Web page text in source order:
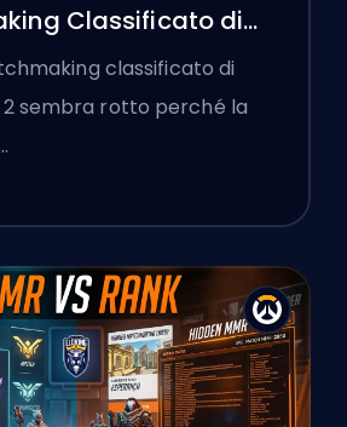
Classificato di
2 e le Lobby a
classificato di
sembra rotto perché la